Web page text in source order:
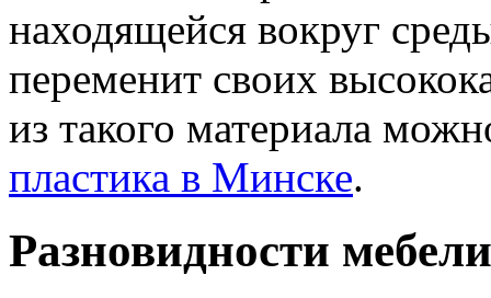
находящейся вокруг
переменит своих
из такого материала
пластика в Минске.
Разновидности мебели